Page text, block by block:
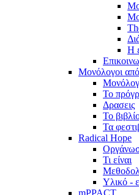
Η
Μονόλογοι
Το
Δρασεις
Το
Τα
Radical Hope
Τι είναι
Υλικό -
mPPACT